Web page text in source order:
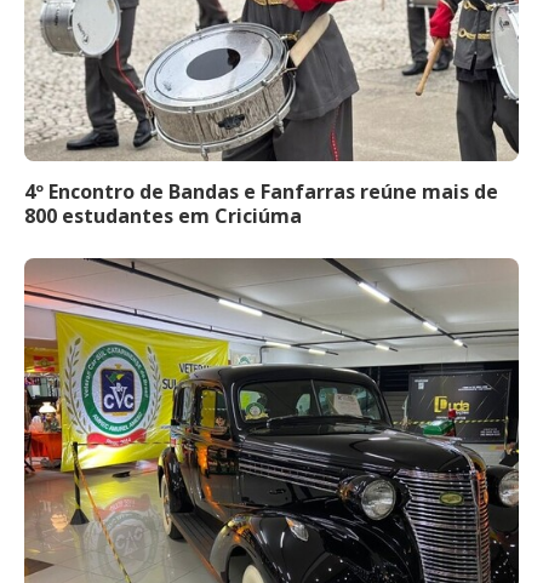
4º Encontro de Bandas e Fanfarras reúne mais de
800 estudantes em Criciúma